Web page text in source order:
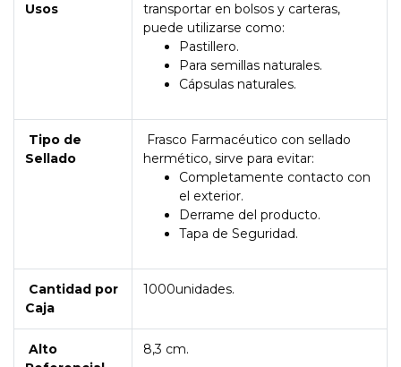
Usos
transportar en bolsos y carteras,
puede utilizarse como:
Pastillero.
Para semillas naturales.
Cápsulas naturales.
Tipo de
Sellado
Frasco Farmacéutico con sellado
hermético, sirve para evitar:
Completamente contacto con
el exterior.
Derrame del producto.
Tapa de Seguridad.
Cantidad por
Caja
1000unidades.
Alto
8,3 cm.